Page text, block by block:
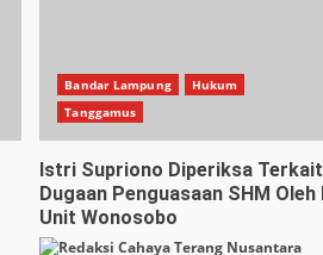
Bandar Lampung
Hukum
Tanggamus
Istri Supriono Diperiksa Terkait
Dugaan Penguasaan SHM Oleh
Unit Wonosobo